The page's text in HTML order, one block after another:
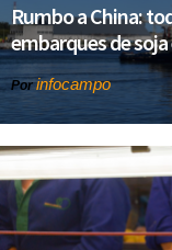
Rumbo a China:
embarques de
Porinfocampo